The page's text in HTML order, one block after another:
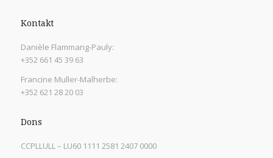
Kontakt
Danièle Flammang-Pauly:
+352 661 45 39 63
Francine Muller-Malherbe:
+352 621 28 20 03
Dons
CCPLLULL – LU60 1111 2581 2407 0000